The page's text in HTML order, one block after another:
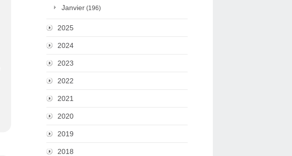
Janvier (196)
2025
2024
2023
2022
2021
2020
2019
2018